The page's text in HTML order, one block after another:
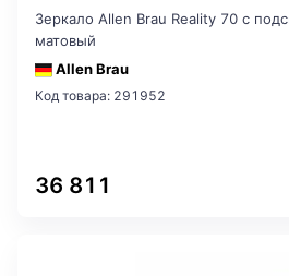
Зеркало Allen Brau Reality 70 с
матовый
Allen Brau
Код товара: 291952
36 811